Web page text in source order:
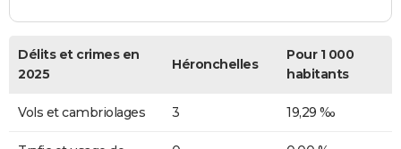
Délits et crimes en
2025
Héronchelles
Pour 1 000
habitants
Vols et cambriolages 3 19,29 ‰